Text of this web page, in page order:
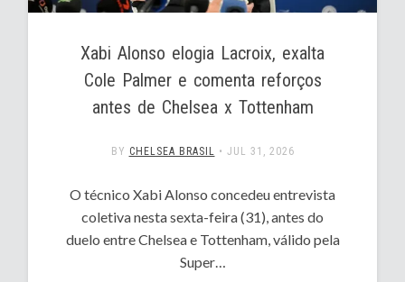
Xabi Alonso elogia Lacroix, exalta
Cole Palmer e comenta reforços
antes de Chelsea x Tottenham
BY CHELSEA BRASIL • JUL 31, 2026
O técnico Xabi Alonso concedeu entrevista
coletiva nesta sexta-feira (31), antes do
duelo entre Chelsea e Tottenham, válido pela
Super…